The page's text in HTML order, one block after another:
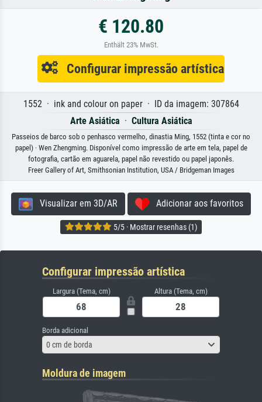
€ 120.80
Enthält 23% MwSt.
Configurar impressão artística
1552 · ink and colour on paper · ID da imagem: 307864
Arte Asiática · Cultura Asiática
Passeios de barco sob o penhasco vermelho, dinastia Ming, 1552 (tinta e cor no
papel) · Wen Zhengming. Disponível como impressão de arte em tela, papel de
fotografia, cartão em aguarela, papel não revestido ou papel japonês.
Freer Gallery of Art, Smithsonian Institution, USA / Bridgeman Images
Visualizar em 3D/AR Adicionar aos favoritos
5/5 · Mostrar resenhas (1)
Configurar impressão artística
Largura (Tema, cm) Altura (Tema, cm)
Borda adicional
0 cm de borda
Moldura de imagem